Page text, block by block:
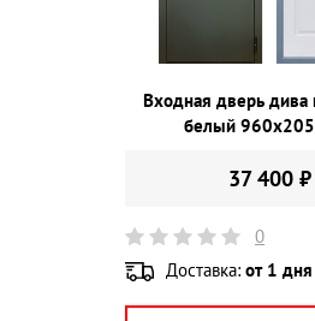
Входная дверь
белый
37 400 ₽
0
Доставка: от 1 дня